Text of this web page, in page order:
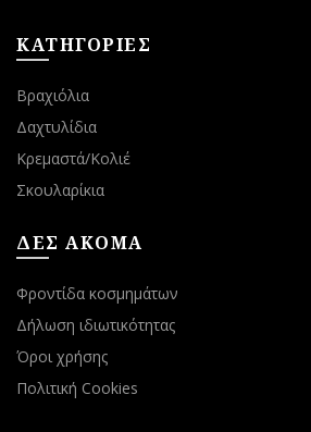
ΚΑΤΗΓΟΡΙΕΣ
Βραχιόλια
Δαχτυλίδια
Κρεμαστά/Κολιέ
Σκουλαρίκια
ΔΕΣ ΑΚΟΜΑ
Φροντίδα κοσμημάτων
Δήλωση ιδιωτικότητας
Όροι χρήσης
Πολιτική Cookies